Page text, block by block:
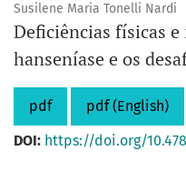
Susilene Maria Tonelli Nardi
Deficiências físicas e
hanseníase e os
pdf
pdf (English)
DOI: https://doi.org/